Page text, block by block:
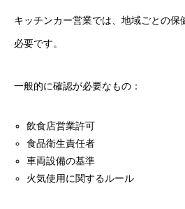
キッチンカー営業では、地域ごとの保
必要です。
一般的に確認が必要なもの：
飲食店営業許可
食品衛生責任者
車両設備の基準
火気使用に関するルール